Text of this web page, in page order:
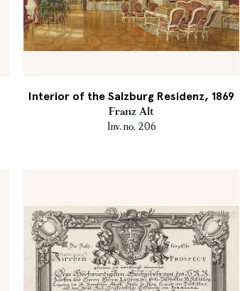
Interior of the Salzburg Residenz, 1869
Franz Alt
Inv. no. 206